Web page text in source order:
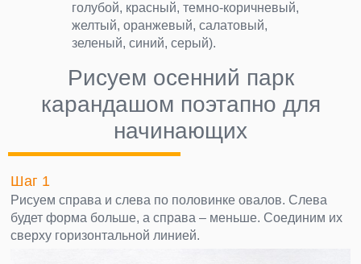
голубой, красный, темно-коричневый,
желтый, оранжевый, салатовый,
зеленый, синий, серый).
Рисуем осенний парк
карандашом поэтапно для
начинающих
Шаг 1
Рисуем справа и слева по половинке овалов. Слева
будет форма больше, а справа – меньше. Соединим их
сверху горизонтальной линией.